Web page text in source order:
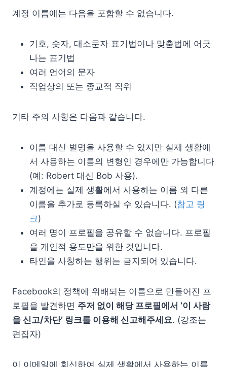
계정 이름에는 다음을 포함할 수 없습니다.
기호, 숫자, 대소문자 표기법이나 맞춤법에 어긋
나는 표기법
여러 언어의 문자
직업상의 또는 종교적 직위
기타 주의 사항은 다음과 같습니다.
이름 대신 별명을 사용할 수 있지만 실제 생활에
서 사용하는 이름의 변형인 경우에만 가능합니다
(예: Robert 대신 Bob 사용).
계정에는 실제 생활에서 사용하는 이름 외 다른
이름을 추가로 등록하실 수 있습니다. (참고 링
크)
여러 명이 프로필을 공유할 수 없습니다. 프로필
을 개인적 용도만을 위한 것입니다.
타인을 사칭하는 행위는 금지되어 있습니다.
Facebook의 정책에 위배되는 이름으로 만들어진 프
로필을 발견하면 주저 없이 해당 프로필에서 ‘이 사람
을 신고/차단’ 링크를 이용해 신고해주세요. (강조는
편집자)
이 이메일에 회신하여 실제 생활에서 사용하는 이름